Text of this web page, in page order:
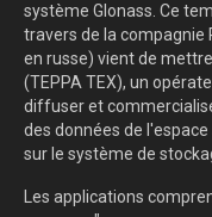
système Glonass. Ce
travers de la compagnie
en russe) vient de
(ТЕРРА ТЕХ), un
diffuser et
des données de
sur le système de
Les applications